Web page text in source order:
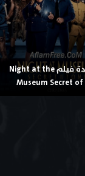
مشاهدة فيلم Night at the
Museum Secret